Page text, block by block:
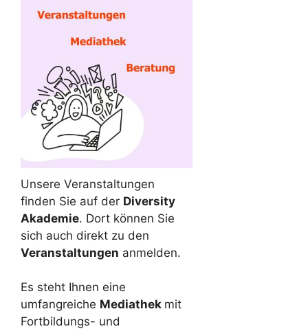
Unsere Veranstaltungen
finden Sie auf der Diversity
Akademie. Dort können Sie
sich auch direkt zu den
Veranstaltungen anmelden.
Es steht Ihnen eine
umfangreiche Mediathek mit
Fortbildungs- und